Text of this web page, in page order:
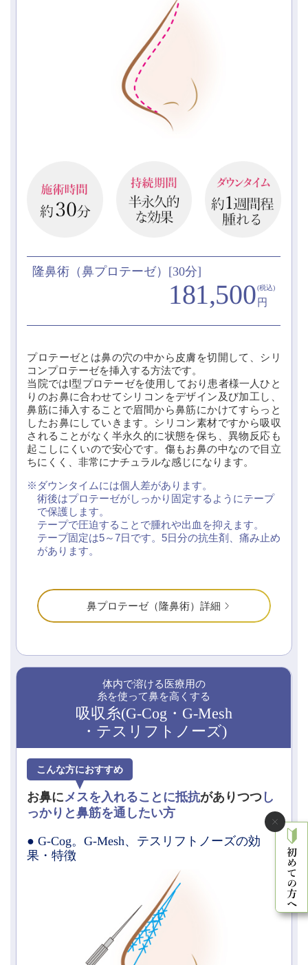
隆鼻術（鼻プロテーゼ）[30分]
181,500 (税込)
円
プロテーゼとは鼻の穴の中から皮膚を切開して、シリ
コンプロテーゼを挿入する方法です。
当院ではI型プロテーゼを使用しており患者様一人ひと
りのお鼻に合わせてシリコンをデザイン及び加工し、
鼻筋に挿入することで眉間から鼻筋にかけてすらっと
したお鼻にしていきます。シリコン素材ですから吸収
されることがなく半永久的に状態を保ち、異物反応も
起こしにくいので安心です。傷もお鼻の中なので目立
ちにくく、非常にナチュラルな感じになります。
ダウンタイムには個人差があります。
術後はプロテーゼがしっかり固定するようにテープ
で保護します。
テープで圧迫することで腫れや出血を抑えます。
テープ固定は5～7日です。5日分の抗生剤、痛み止め
があります。
鼻プロテーゼ（隆鼻術）詳細
体内で溶ける医療用の
糸を使って鼻を高くする
吸収糸(G-Cog・G-Mesh
・テスリフトノーズ)
こんな方におすすめ
お鼻にメスを入れることに抵抗がありつつ し
っかりと鼻筋を通したい方
● G-Cog。G-Mesh、テスリフトノーズの効
果・特徴